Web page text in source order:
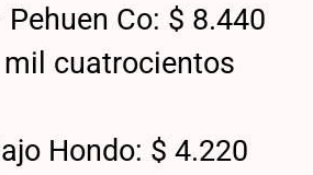
Co: $ 8.440
cuatrocientos
Hondo: $ 4.220